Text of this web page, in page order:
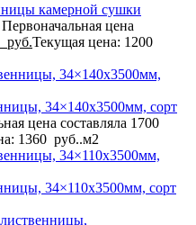
камерной сушки
Первоначальная цена
руб.Текущая цена: 1200
34×140x3500мм, сорт
цена составляла 1700
1360 руб..м2
34×110x3500мм, сорт